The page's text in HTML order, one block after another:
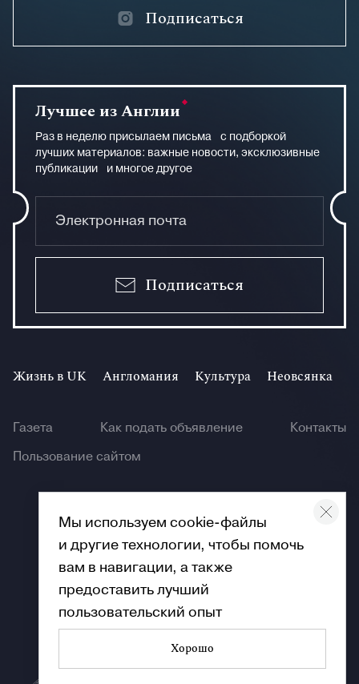
Подписаться
Лучшее из Англии
Раз в неделю присылаем письма с подборкой
лучших материалов: важные новости, эксклюзивные
публикации и многое другое
Подписаться
Жизнь в UK Англомания Культура Неовсянка
Газета Как подать объявление
Контакты
Пользование сайтом
© Angliya 2026
Мы используем cookie-файлы
и другие технологии, чтобы помочь
вам в навигации, а также
предоставить лучший
пользовательский опыт
Хорошо